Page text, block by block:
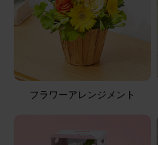
フラワーアレンジメント